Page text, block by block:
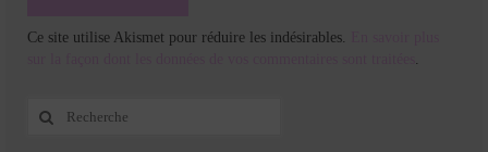
Ce site utilise Akismet pour réduire les indésirables.
.
Rechercher